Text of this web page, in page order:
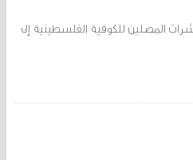
المصلين للكوفية الفلسطينية إلى